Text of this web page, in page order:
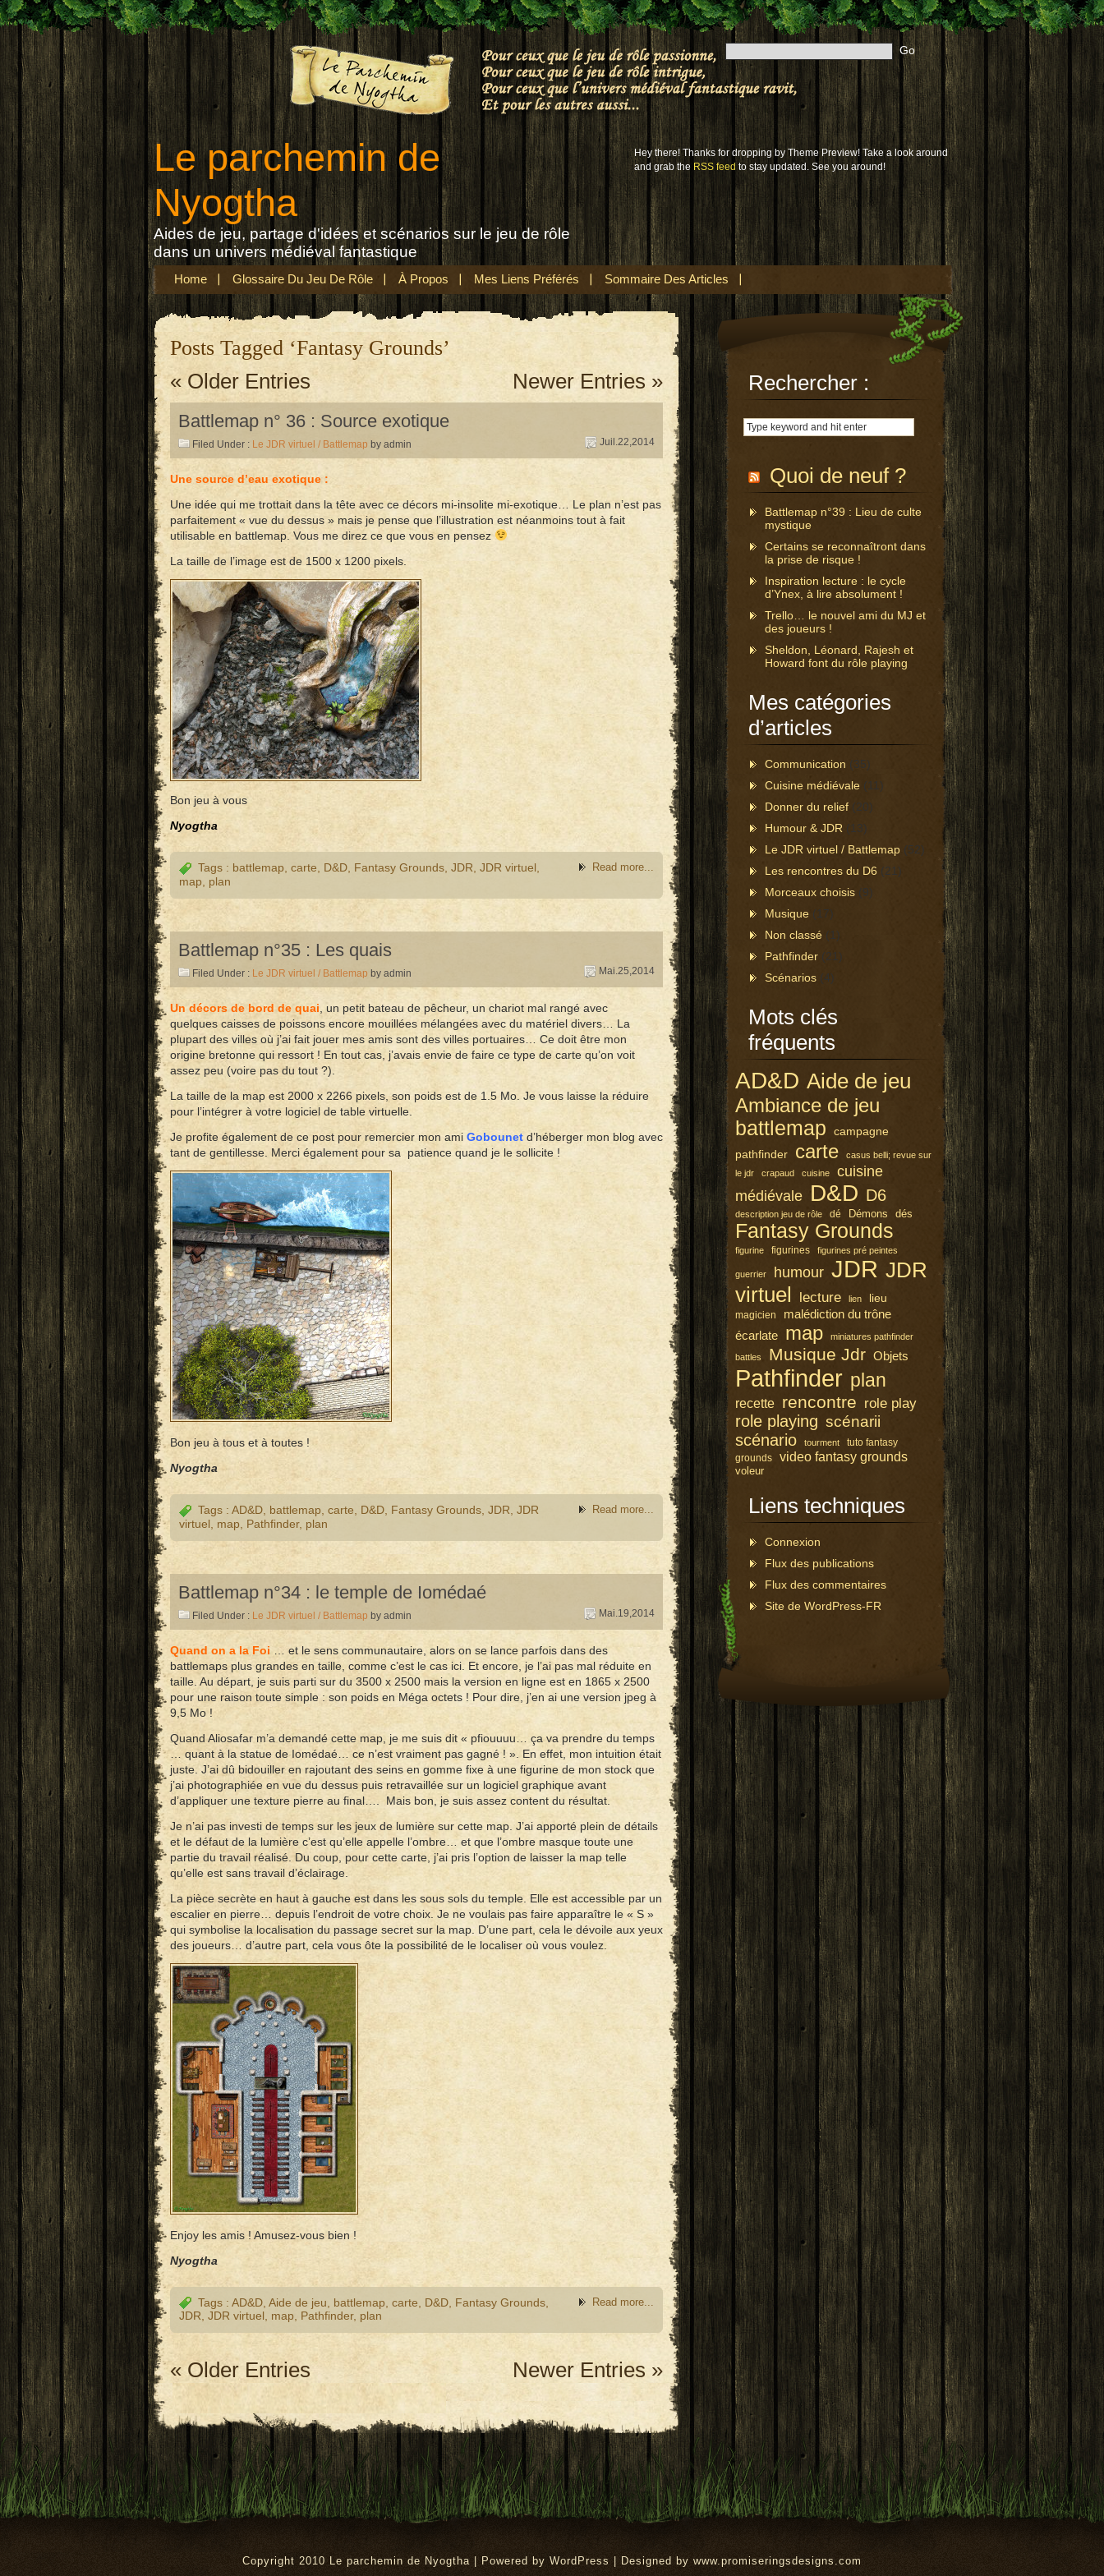
Le parchemin de
Nyogtha
Aides de jeu, partage d'idées et scénarios sur le jeu de rôle
dans un univers médiéval fantastique
Hey there! Thanks for dropping by Theme Preview! Take a look around
and grab the RSS feed to stay updated. See you around!
Home Glossaire Du Jeu De Rôle À Propos Mes Liens Préférés Sommaire Des Articles
Posts Tagged ‘Fantasy Grounds’
« Older Entries Newer Entries »
Battlemap n° 36 : Source exotique
Filed Under : Le JDR virtuel / Battlemap by admin Juil.22,2014
Une source d’eau exotique :
Une idée qui me trottait dans la tête avec ce décors mi-insolite mi-exotique… Le plan n’est pas
parfaitement « vue du dessus » mais je pense que l’illustration est néanmoins tout à fait
utilisable en battlemap. Vous me direz ce que vous en pensez
La taille de l’image est de 1500 x 1200 pixels.
Bon jeu à vous
Nyogtha
Tags : battlemap carte D&D Fantasy Grounds JDR JDR virtuel
map plan
Read more...
Battlemap n°35 : Les quais
Filed Under : Le JDR virtuel / Battlemap by admin Mai.25,2014
Un décors de bord de quai , un petit bateau de pêcheur, un chariot mal rangé avec
quelques caisses de poissons encore mouillées mélangées avec du matériel divers… La
plupart des villes où j’ai fait jouer mes amis sont des villes portuaires… Ce doit être mon
origine bretonne qui ressort ! En tout cas, j’avais envie de faire ce type de carte qu’on voit
assez peu (voire pas du tout ?).
La taille de la map est 2000 x 2266 pixels, son poids est de 1.5 Mo. Je vous laisse la réduire
pour l’intégrer à votre logiciel de table virtuelle.
Je profite également de ce post pour remercier mon ami Gobounet d’héberger mon blog avec
tant de gentillesse. Merci également pour sa patience quand je le sollicite !
Bon jeu à tous et à toutes !
Nyogtha
Tags : AD&D battlemap carte D&D Fantasy Grounds JDR JDR
virtuel map Pathfinder, plan
Read more...
Battlemap n°34 : le temple de Iomédaé
Filed Under : Le JDR virtuel / Battlemap by admin Mai.19,2014
Quand on a la Foi
… et le sens communautaire, alors on se lance parfois dans des
battlemaps plus grandes en taille, comme c’est le cas ici. Et encore, je l’ai pas mal réduite en
taille. Au départ, je suis parti sur du 3500 x 2500 mais la version en ligne est en 1865 x 2500
pour une raison toute simple : son poids en Méga octets ! Pour dire, j’en ai une version jpeg à
9,5 Mo !
Quand Aliosafar m’a demandé cette map, je me suis dit « pfiouuuu… ça va prendre du temps
… quant à la statue de Iomédaé… ce n’est vraiment pas gagné ! ». En effet, mon intuition était
juste. J’ai dû bidouiller en rajoutant des seins en gomme fixe à une figurine de mon stock que
j’ai photographiée en vue du dessus puis retravaillée sur un logiciel graphique avant
d’appliquer une texture pierre au final…. Mais bon, je suis assez content du résultat.
Je n’ai pas investi de temps sur les jeux de lumière sur cette map. J’ai apporté plein de détails
et le défaut de la lumière c’est qu’elle appelle l’ombre… et que l’ombre masque toute une
partie du travail réalisé. Du coup, pour cette carte, j’ai pris l’option de laisser la map telle
qu’elle est sans travail d’éclairage.
La pièce secrète en haut à gauche est dans les sous sols du temple. Elle est accessible par un
escalier en pierre… depuis l’endroit de votre choix. Je ne voulais pas faire apparaître le « S »
qui symbolise la localisation du passage secret sur la map. D’une part, cela le dévoile aux yeux
des joueurs… d’autre part, cela vous ôte la possibilité de le localiser où vous voulez.
Enjoy les amis ! Amusez-vous bien !
Nyogtha
Tags : AD&D Aide de jeu battlemap carte D&D Fantasy Grounds
JDR, JDR virtuel, map, Pathfinder, plan
Read more...
« Older Entries Newer Entries »
Rechercher :
Quoi de neuf ?
Battlemap n°39 : Lieu de culte
mystique
Certains se reconnaîtront dans
la prise de risque !
Inspiration lecture : le cycle
d’Ynex, à lire absolument !
Trello… le nouvel ami du MJ et
des joueurs !
Sheldon, Léonard, Rajesh et
Howard font du rôle playing
Mes catégories
d’articles
Communication (35)
Cuisine médiévale (11)
Donner du relief (20)
Humour & JDR (13)
Le JDR virtuel / Battlemap (52)
Les rencontres du D6 (21)
Morceaux choisis (9)
Musique (17)
Non classé (1)
Pathfinder (21)
Scénarios (4)
Mots clés
fréquents
AD&D Aide de jeu
Ambiance de jeu
battlemap
campagne
pathfinder
carte
casus belli; revue sur
le jdr
crapaud cuisine
cuisine
médiévale D&D D6
description jeu de rôle dé Démons dés
Fantasy Grounds
figurine figurines figurines pré peintes
guerrier humour JDR JDR
virtuel
lecture lien lieu
magicien
malédiction du trône
écarlate map miniatures pathfinder
battles Musique Jdr Objets
Pathfinder plan
recette rencontre role play
role playing scénarii
scénario tourment
tuto fantasy
grounds
video fantasy grounds
voleur
Liens techniques
Connexion
Flux des publications
Flux des commentaires
Site de WordPress-FR
Copyright 2010 Le parchemin de Nyogtha | Powered by WordPress | Designed by www.promiseringsdesigns.com